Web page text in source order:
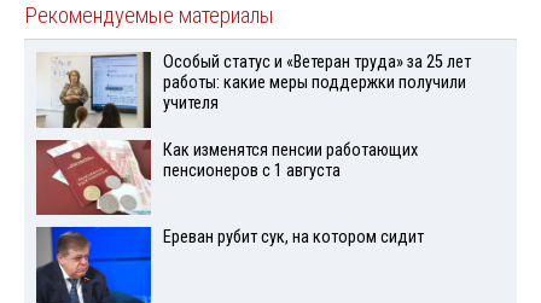
Рекомендуемые материалы
Особый статус и «Ветеран труда» за 25 лет
работы: какие меры поддержки получили
учителя
Как изменятся пенсии работающих
пенсионеров с 1 августа
Ереван рубит сук, на котором сидит